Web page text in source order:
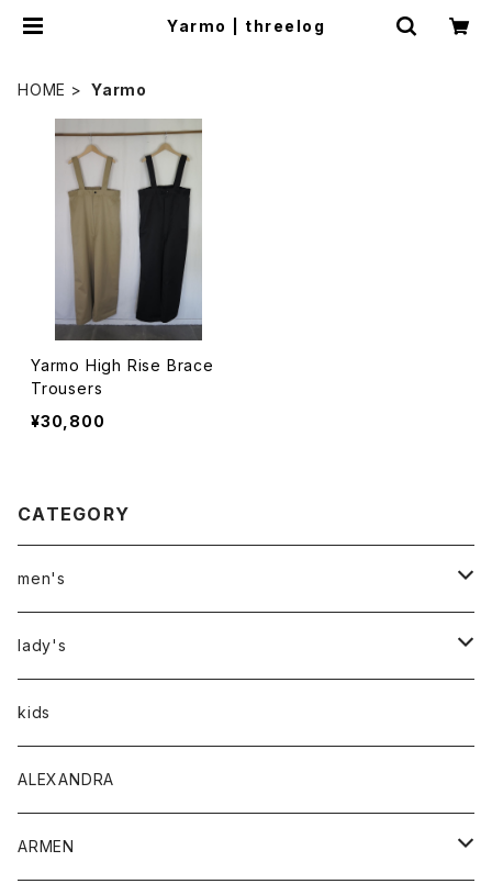
Yarmo | threelog
HOME Yarmo
Yarmo High Rise Brace
Trousers
¥30,800
CATEGORY
men's
アウター
トップス
Tシャツ
シャツ
ボトムス
lady's
アウター
トップス
Tシャツ・カットソー
ボトムス
kids
ALEXANDRA
ARMEN